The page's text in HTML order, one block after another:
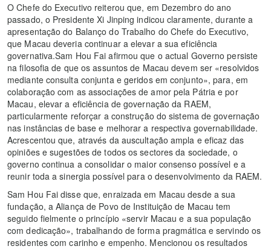
O Chefe do Executivo reiterou que, em Dezembro do ano
passado, o Presidente Xi Jinping indicou claramente, durante a
apresentação do Balanço do Trabalho do Chefe do Executivo,
que Macau deveria continuar a elevar a sua eficiência
governativa.Sam Hou Fai afirmou que o actual Governo persiste
na filosofia de que os assuntos de Macau devem ser «resolvidos
mediante consulta conjunta e geridos em conjunto», para, em
colaboração com as associações de amor pela Pátria e por
Macau, elevar a eficiência de governação da RAEM,
particularmente reforçar a construção do sistema de governação
nas instâncias de base e melhorar a respectiva governabilidade.
Acrescentou que, através da auscultação ampla e eficaz das
opiniões e sugestões de todos os sectores da sociedade, o
governo continua a consolidar o maior consenso possível e a
reunir toda a sinergia possível para o desenvolvimento da RAEM.
Sam Hou Fai disse que, enraizada em Macau desde a sua
fundação, a Aliança de Povo de Instituição de Macau tem
seguido fielmente o princípio «servir Macau e a sua população
com dedicação», trabalhando de forma pragmática e servindo os
residentes com carinho e empenho. Mencionou os resultados